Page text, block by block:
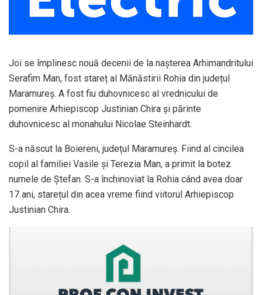
Joi se împlinesc nouă decenii de la nașterea Arhimandritului
Serafim Man, fost stareț al Mănăstirii Rohia din județul
Maramureș. A fost fiu duhovnicesc al vrednicului de
pomenire Arhiepiscop Justinian Chira și părinte
duhovnicesc al monahului Nicolae Steinhardt.
S-a născut la Boiereni, județul Maramureș. Fiind al cincilea
copil al familiei Vasile și Terezia Man, a primit la botez
numele de Ștefan. S-a închinoviat la Rohia când avea doar
17 ani, starețul din acea vreme fiind viitorul Arhiepiscop
Justinian Chira.